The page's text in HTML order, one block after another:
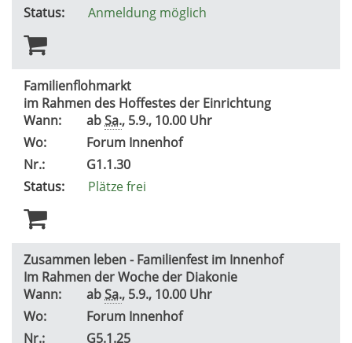
Status:
Anmeldung möglich
Familienflohmarkt
im Rahmen des Hoffestes der Einrichtung
Wann:
abSa., 5.9., 10.00 Uhr
Wo:
Forum Innenhof
Nr.:
G1.1.30
Status:
Plätze frei
Zusammen leben - Familienfest im Innenhof
Im Rahmen der Woche der Diakonie
Wann:
abSa., 5.9., 10.00 Uhr
Wo:
Forum Innenhof
Nr.:
G5.1.25